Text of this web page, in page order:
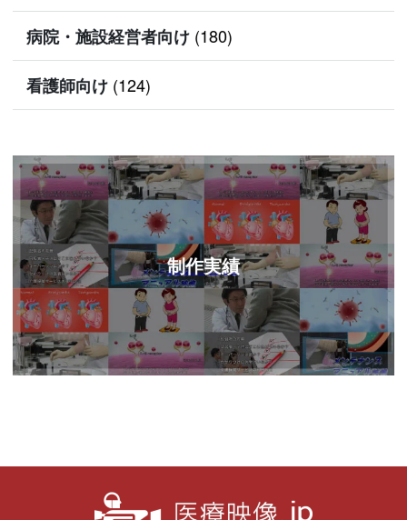
病院・施設経営者向け (180)
看護師向け (124)
制作実績